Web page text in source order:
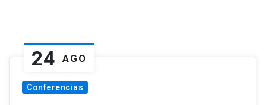
24 AGO
Conferencias